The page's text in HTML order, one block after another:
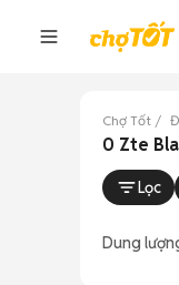
Chợ Tốt
0 Zte
Lọc
Dung